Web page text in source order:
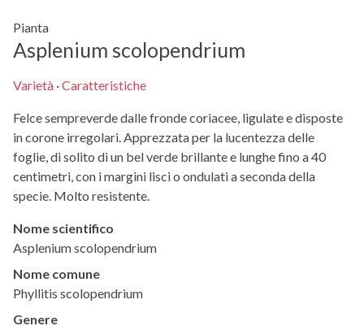
Pianta
Asplenium scolopendrium
Varietà ·Caratteristiche
Felce sempreverde dalle fronde coriacee, ligulate e disposte
in corone irregolari. Apprezzata per la lucentezza delle
foglie, di solito di un bel verde brillante e lunghe fino a 40
centimetri, con i margini lisci o ondulati a seconda della
specie. Molto resistente.
Nome scientifico
Asplenium scolopendrium
Nome comune
Phyllitis scolopendrium
Genere